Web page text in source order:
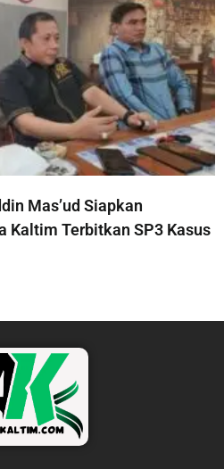
Mas’ud Siapkan
Kaltim Terbitkan SP3 Kasus